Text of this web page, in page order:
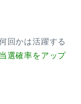
回かは活躍する
選確率をアップ